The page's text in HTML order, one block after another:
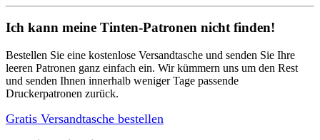
Ich kann meine Tinten-Patronen nicht finden!
Bestellen Sie eine kostenlose Versandtasche und senden Sie Ihre
leeren Patronen ganz einfach ein. Wir kümmern uns um den Rest
und senden Ihnen innerhalb weniger Tage passende
Druckerpatronen zurück.
Gratis Versandtasche bestellen